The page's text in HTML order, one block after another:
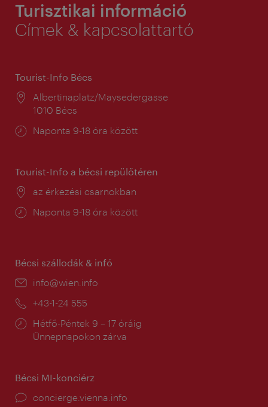
Turisztikai információ
Címek & kapcsolattartó
Tourist-Info Bécs
Helyszín:
Albertinaplatz/Maysedergasse
1010 Bécs
Nyitva
Naponta 9-18 óra között
Tourist-Info a bécsi repülőtéren
Helyszín:
az érkezési csarnokban
Nyitva
Naponta 9-18 óra között
Bécsi szállodák & infó
E-
info@wien.info
Telefon:
+43-1-24 555
Nyitva
tartás:
Hétfő-Péntek 9 – 17 óráig
Ünnepnapokon zárva
Bécsi MI-konciérz
concierge.vienna.info